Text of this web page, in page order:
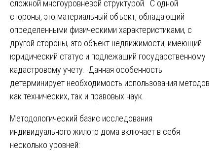
сложной многоуровневой структурой. С одной
стороны, это материальный объект, обладающий
определенными физическими характеристиками, с
другой стороны, это объект недвижимости, имеющий
юридический статус и подлежащий государственному
кадастровому учету. Данная особенность
детерминирует необходимость использования методов
как технических, так и правовых наук.
Методологический базис исследования
индивидуального жилого дома включает в себя
несколько уровней: